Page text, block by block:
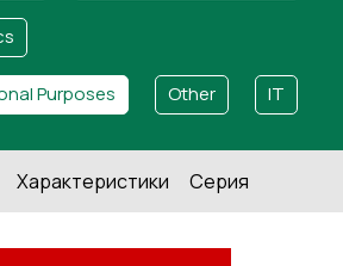
Purposes Other IT
Характеристики Серия